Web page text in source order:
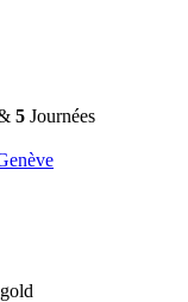
5 Journées